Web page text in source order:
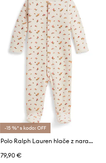
-15 %* s kodo: OFF
Polo Ralph Lauren hlače z naramnicami (z nogicami) za dojenčke z bombažem
79,90 €